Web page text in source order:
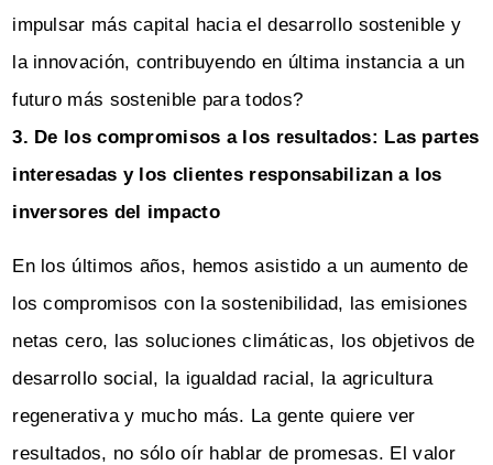
impulsar más capital hacia el desarrollo sostenible y
la innovación, contribuyendo en última instancia a un
futuro más sostenible para todos?
3. De los compromisos a los resultados: Las partes
interesadas y los clientes responsabilizan a los
inversores del impacto
En los últimos años, hemos asistido a un aumento de
los compromisos con la sostenibilidad, las emisiones
netas cero, las soluciones climáticas, los objetivos de
desarrollo social, la igualdad racial, la agricultura
regenerativa y mucho más. La gente quiere ver
resultados, no sólo oír hablar de promesas. El valor